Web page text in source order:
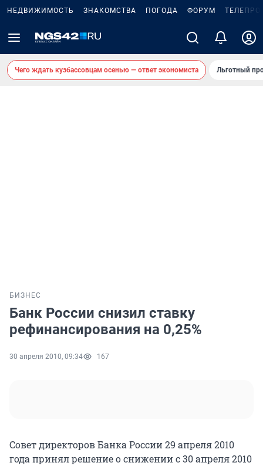
НЕДВИЖИМОСТЬ ЗНАКОМСТВА ПОГОДА ФОРУМ
Чего ждать кузбассовцам осенью — ответ экономиста Льготный
БИЗНЕС
Банк России снизил ставку
рефинансирования на 0,25%
30 апреля 2010, 09:34 167
Совет директоров Банка России 29 апреля 2010
года принял решение о снижении с 30 апреля 2010